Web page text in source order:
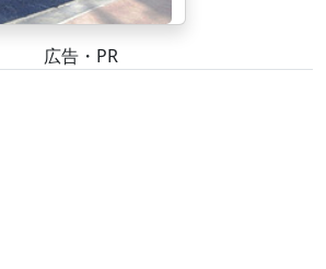
広告・PR